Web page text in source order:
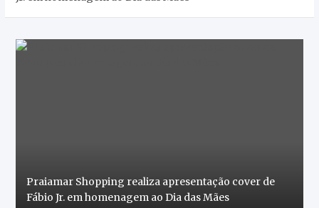
Praiamar Shopping realiza apresentação cover de
Fábio Jr. em homenagem ao Dia das Mães